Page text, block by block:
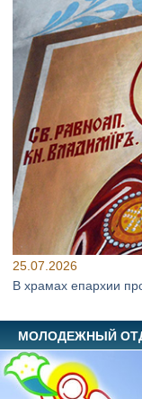
25.07.2026
В храмах епархии
МОЛОДЕЖНЫЙ